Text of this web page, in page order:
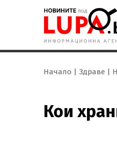
Начало Здраве
Кои